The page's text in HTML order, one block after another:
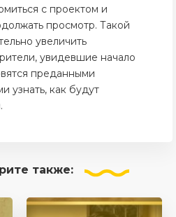
с проектом и
просмотр. Такой
увеличить
увидевшие начало
преданными
узнать, как будут
также: